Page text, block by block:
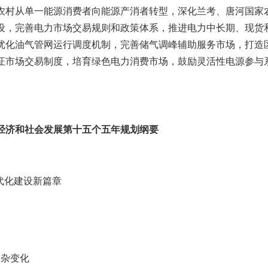
从单一能源消费者向能源产消者转型，深化兰考、唐河国家
完善电力市场交易规则和政策体系，推进电力中长期、现货
油气管网运行调度机制，完善储气调峰辅助服务市场，打造
场交易制度，培育绿色电力消费市场，鼓励灵活性电源参与
济和社会发展第十五个五年规划纲要
化建设新篇章
变化